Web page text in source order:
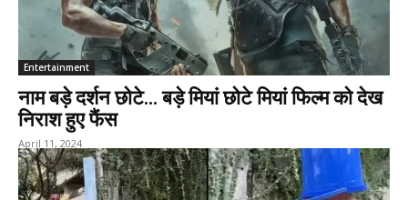
Entertainment
नाम बड़े दर्शन छोटे… बड़े मियां छोटे मियां फिल्म को देख
निराश हुए फैंस
April 11, 2024